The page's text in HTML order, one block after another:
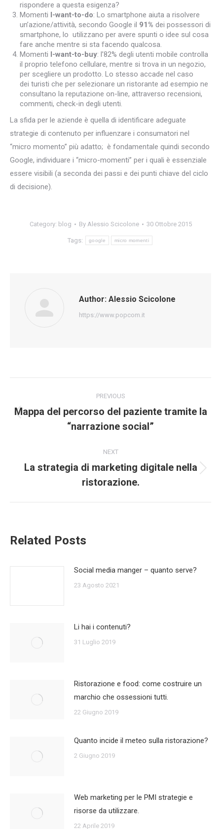
rispondere a questa esigenza?
Momenti I-want-to-do: Lo smartphone aiuta a risolvere
un’azione/attività, secondo Google il 91% dei possessori di
smartphone, lo utilizzano per avere spunti o idee sul cosa
fare anche mentre si sta facendo qualcosa.
Momenti I-want-to-buy: l’82% degli utenti mobile controlla
il proprio telefono cellulare, mentre si trova in un negozio,
per scegliere un prodotto. Lo stesso accade nel caso
dei turisti che per selezionare un ristorante ad esempio ne
consultano la reputazione on-line, attraverso recensioni,
commenti, check-in degli utenti.
La sfida per le aziende è quella di identificare adeguate
strategie di contenuto per influenzare i consumatori nel
“micro momento” più adatto; è fondamentale quindi secondo
Google, individuare i “micro-momenti” per i quali è essenziale
essere visibili (a seconda dei passi e dei punti chiave del ciclo
di decisione).
Category: blog By Alessio Scicolone 30 Ottobre 2015
Tags: google micro momenti
Author: Alessio Scicolone
https://www.popcom.it
navigation
PREVIOUS
Previous
post:
Mappa del percorso del paziente tramite la
“narrazione social”
NEXT
post:
La strategia di marketing digitale nella
ristorazione.
Related Posts
Social media manger – quanto serve?
23 Agosto 2021
Li hai i contenuti?
31 Luglio 2019
Ristorazione e food: come costruire un
marchio che ossessioni tutti.
22 Giugno 2019
Quanto incide il meteo sulla ristorazione?
2 Giugno 2019
Web marketing per le PMI strategie e
risorse da utilizzare.
22 Aprile 2019